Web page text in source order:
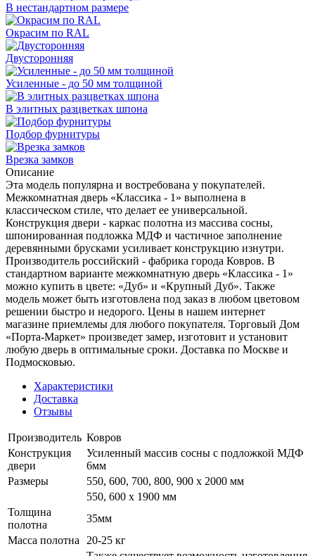
В нестандартном размере
Окрасим по RAL
Двусторонняя
Усиленные - до 50 мм толщиной
В элитных разцветках шпона
Подбор фурнитуры
Врезка замков
Описание
Эта модель популярна и востребована у покупателей.
Межкомнатная дверь «Классика - 1» выполнена в
классическом стиле, что делает ее универсальной.
Конструкция двери - каркас полотна из массива сосны,
шпонированная подложка МДФ и частичное заполнение
деревянными брусками усиливает конструкцию изнутри.
Производитель российский - фабрика города Ковров. В
стандартном варианте межкомнатную дверь «Классика - 1»
можно купить в цвете: «Дуб» и «Крупный Дуб». Также
модель может быть изготовлена под заказ в любом цветовом
решении быстро и недорого. Цены в нашем интернет
магазине приемлемы для любого покупателя. Торговый Дом
«Порта-Маркет» произведет замер, изготовит и установит
любую дверь в оптимальные сроки. Доставка по Москве и
Подмосковью.
Характеристики
Доставка
Отзывы
Производитель Ковров
Конструкция
двери
Усиленный массив сосны с подложкой МДФ
6мм
Размеры
550, 600, 700, 800, 900 x 2000 мм
550, 600 х 1900 мм
Толщина
полотна
35мм
Масса полотна
20-25 кг